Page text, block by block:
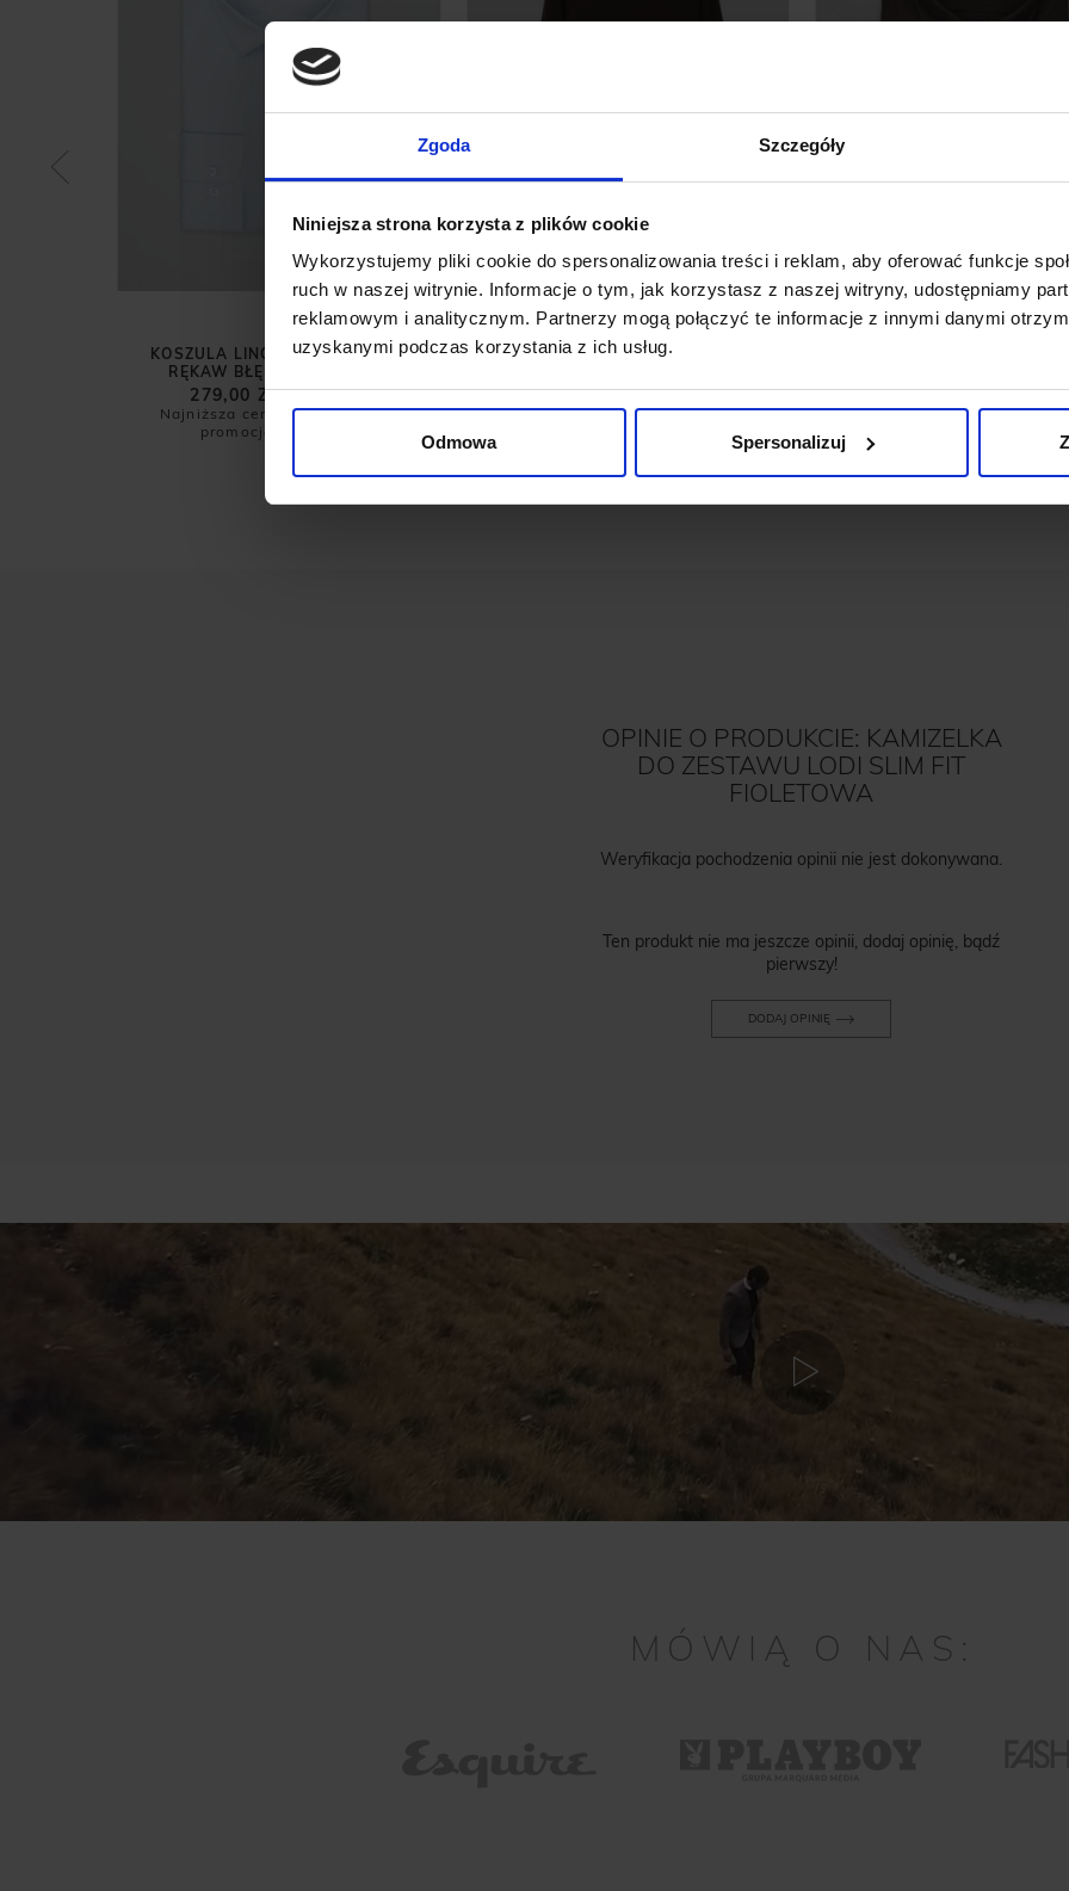
Zgoda Szczegóły
Niniejsza strona korzysta z plików cookie
Wykorzystujemy pliki cookie do spersonalizowania treści i reklam, aby oferować funkcje
ruch w naszej witrynie. Informacje o tym, jak korzystasz z naszej witryny, udostępniamy
reklamowym i analitycznym. Partnerzy mogą połączyć te informacje z innymi danymi
uzyskanymi podczas korzystania z ich usług.
Odmowa Spersonalizuj
KOSZULA LINOSA 00671 DŁUGI
RĘKAW BŁĘKITNA SLIM FIT
399,00 ZŁ
279,00 ZŁ
Najniższa cena z 30 dni przed
promocją:
SWETER GŁADKI GROTTE MT
269,00 ZŁ 399,00 ZŁ
OPINIE O PRODUKCIE: KAMIZELKA
DO ZESTAWU LODI SLIM FIT
FIOLETOWA
Weryfikacja pochodzenia opinii nie jest dokonywana.
Ten produkt nie ma jeszcze opinii, dodaj opinię, bądź
pierwszy!
DODAJ OPINIĘ
MÓWIĄ O NAS: